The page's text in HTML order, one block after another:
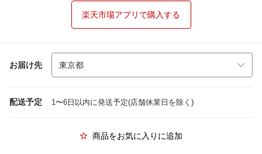
楽天市場アプリで購入する
お届け先
配送予定 1〜6日以内に発送予定(店舗休業日を除く)
商品をお気に入りに追加